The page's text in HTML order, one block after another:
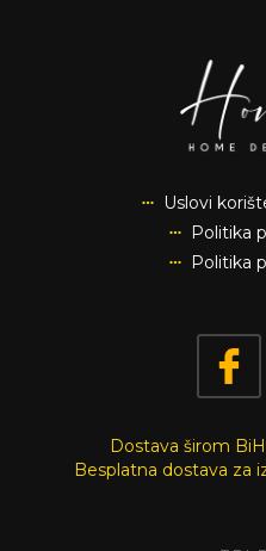
Uslovi
Politika
Politika
Dostava širom
Besplatna dostava za